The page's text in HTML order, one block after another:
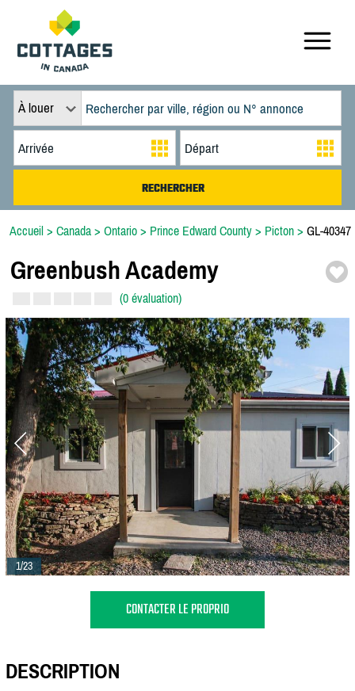
À louer
Accueil > Canada > Ontario > Prince Edward County > Picton > GL-40347
Greenbush Academy
(0 évaluation)
1/23
CONTACTER LE PROPRIO
DESCRIPTION